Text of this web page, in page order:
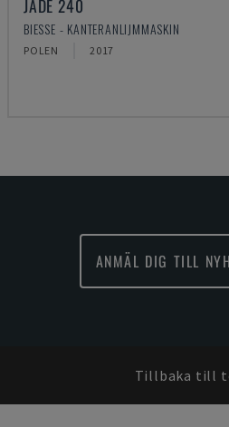
JADE 240
BIESSE - KANTERANLIJMMASKIN
POLEN 2017
ANMÄL DIG TILL
Tillbaka till